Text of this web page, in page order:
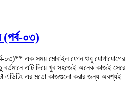
(পর্ব-০৩)
০৩)** এক সময় মোবাইল ফোন শুধু যোগাযোগের
এটি দিয়ে খুব সহজেই অনেক কাজই সেরে
এডিটিং এর মতো কাজগুলো করার জন্য অবশ্যই